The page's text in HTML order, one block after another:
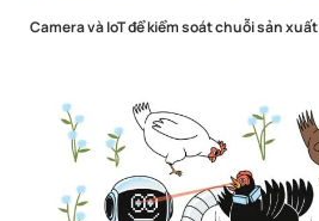
Camera và IoT để kiểm soát chuỗi sản xuất